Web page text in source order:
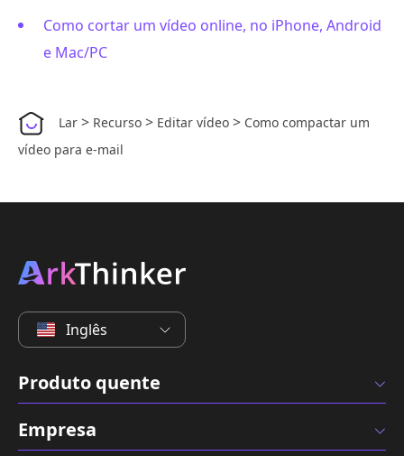
Como cortar um vídeo online, no iPhone, Android
e Mac/PC
Lar > Recurso > Editar vídeo > Como compactar um
vídeo para e-mail
Inglês
Produto quente
Empresa